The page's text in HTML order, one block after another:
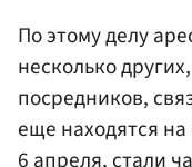
По этому делу
несколько
посредников,
еще находятся
6 апреля, стали